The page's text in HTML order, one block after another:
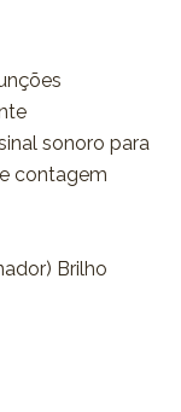
sonoro para
contagem
Brilho